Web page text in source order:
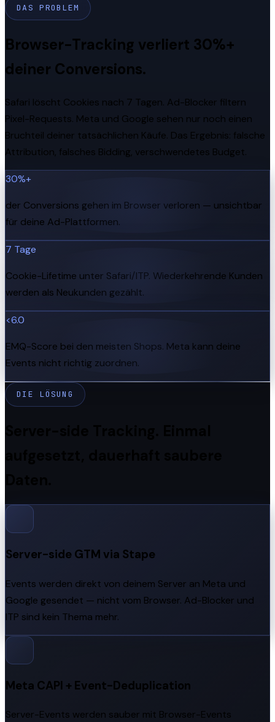
DAS PROBLEM
Browser-Tracking verliert 30%+
deiner Conversions.
Safari löscht Cookies nach 7 Tagen. Ad-Blocker filtern
Pixel-Requests. Meta und Google sehen nur noch einen
Bruchteil deiner tatsächlichen Käufe. Das Ergebnis: falsche
Attribution, falsches Bidding, verschwendetes Budget.
30%+
der Conversions gehen im Browser verloren — unsichtbar
für deine Ad-Plattformen.
7 Tage
Cookie-Lifetime unter Safari/ITP. Wiederkehrende Kunden
werden als Neukunden gezählt.
<6.0
EMQ-Score bei den meisten Shops. Meta kann deine
Events nicht richtig zuordnen.
DIE LÖSUNG
Server-side GTM via Stape
Events werden direkt von deinem Server an Meta und
Google gesendet — nicht vom Browser. Ad-Blocker und
ITP sind kein Thema mehr.
Meta CAPI + Event-Deduplication
Server-Events werden sauber mit Browser-Events